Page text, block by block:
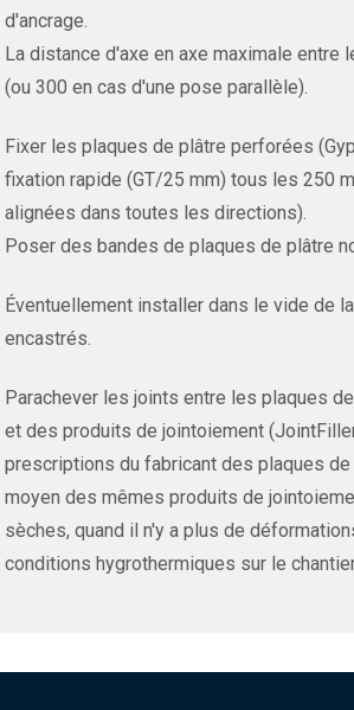
d'ancrage.
La distance d'axe en axe maximale
(ou 300 en cas d'une pose parallèle).
Fixer les plaques de plâtre perforées
fixation rapide (GT/25 mm) tous les 250
alignées dans toutes les directions).
Poser des bandes de plaques de plâtre
Éventuellement installer dans le vide de
encastrés.
Parachever les joints entre les plaques
et des produits de jointoiement
prescriptions du fabricant des plaques
moyen des mêmes produits de
sèches, quand il n'y a plus de
conditions hygrothermiques sur le